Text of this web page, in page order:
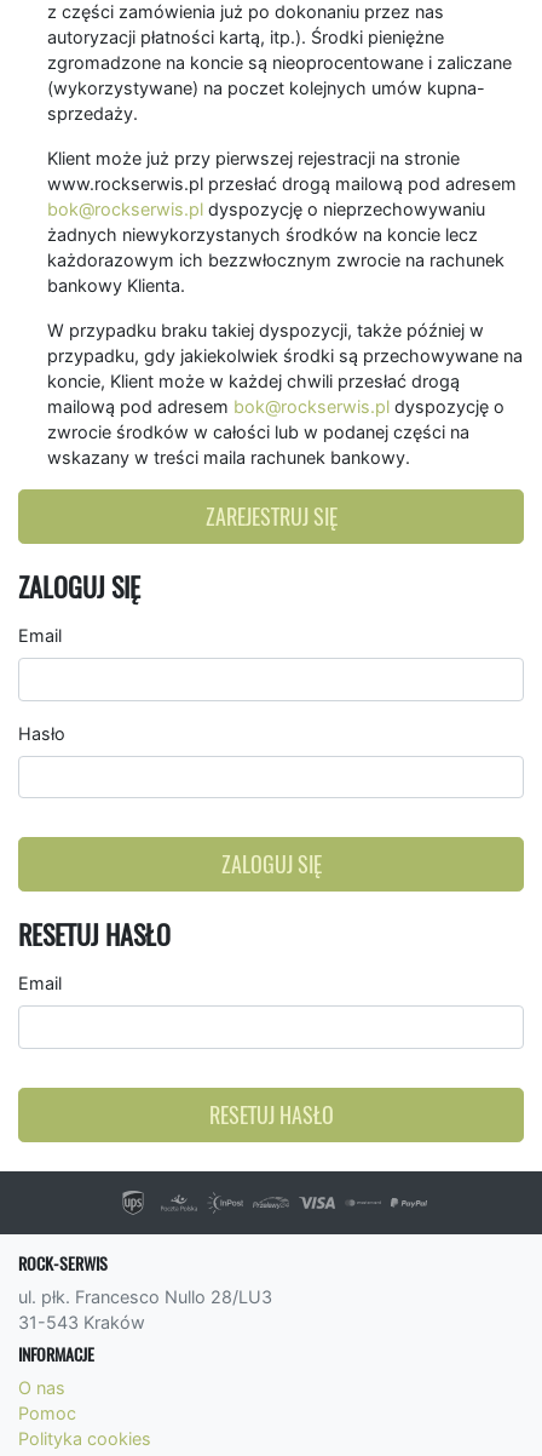
z części zamówienia już po dokonaniu przez nas
autoryzacji płatności kartą, itp.). Środki pieniężne
zgromadzone na koncie są nieoprocentowane i zaliczane
(wykorzystywane) na poczet kolejnych umów kupna-
sprzedaży.
Klient może już przy pierwszej rejestracji na stronie
www.rockserwis.pl przesłać drogą mailową pod adresem
bok@rockserwis.pl dyspozycję o nieprzechowywaniu
żadnych niewykorzystanych środków na koncie lecz
każdorazowym ich bezzwłocznym zwrocie na rachunek
bankowy Klienta.
W przypadku braku takiej dyspozycji, także później w
przypadku, gdy jakiekolwiek środki są przechowywane na
koncie, Klient może w każdej chwili przesłać drogą
mailową pod adresem bok@rockserwis.pl dyspozycję o
zwrocie środków w całości lub w podanej części na
wskazany w treści maila rachunek bankowy.
ZAREJESTRUJ SIĘ
ZALOGUJ SIĘ
Email
Hasło
ZALOGUJ SIĘ
RESETUJ HASŁO
Email
RESETUJ HASŁO
ROCK-SERWIS
ul. płk. Francesco Nullo 28/LU3
31-543 Kraków
INFORMACJE
O nas
Pomoc
Polityka cookies